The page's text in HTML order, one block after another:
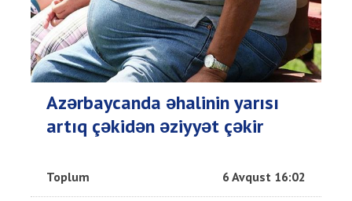
Azərbaycanda əhalinin yarısı
artıq çəkidən əziyyət çəkir
Toplum 6 Avqust 16:02